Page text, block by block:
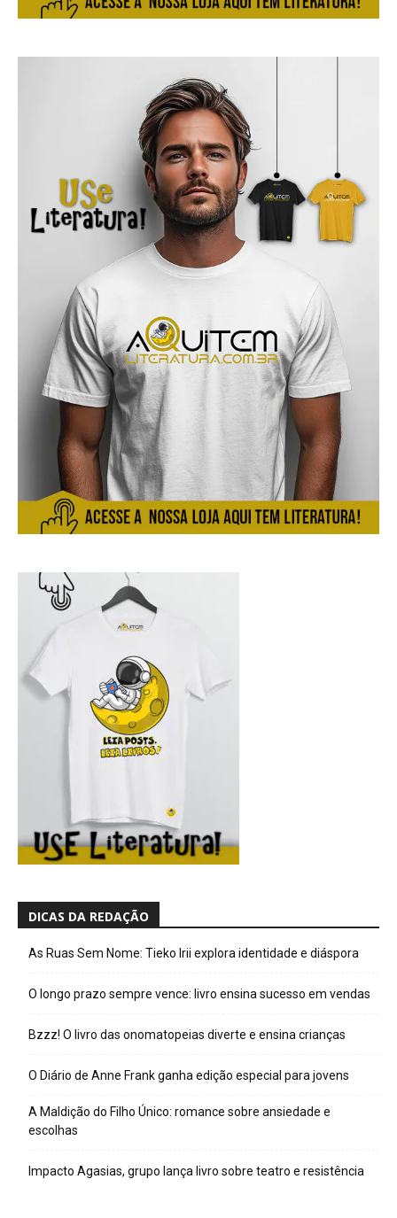
DICAS DA REDAÇÃO
As Ruas Sem Nome: Tieko Irii explora identidade e diáspora
O longo prazo sempre vence: livro ensina sucesso em vendas
Bzzz! O livro das onomatopeias diverte e ensina crianças
O Diário de Anne Frank ganha edição especial para jovens
A Maldição do Filho Único: romance sobre ansiedade e
escolhas
Impacto Agasias, grupo lança livro sobre teatro e resistência